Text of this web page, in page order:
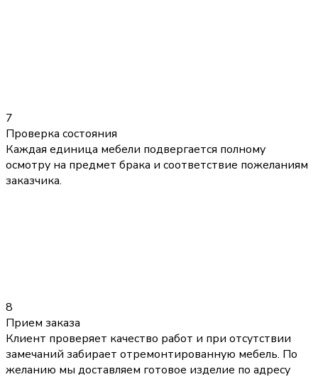
7
Проверка состояния
Каждая единица мебели подвергается полному
осмотру на предмет брака и соответствие пожеланиям
заказчика.
8
Прием заказа
Клиент проверяет качество работ и при отсутствии
замечаний забирает отремонтированную мебель. По
желанию мы доставляем готовое изделие по адресу